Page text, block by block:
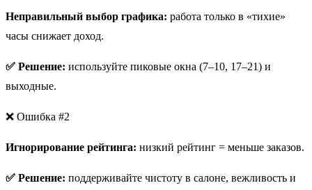
Неправильный выбор графика: работа только в «тихие»
часы снижает доход.
✅ Решение: используйте пиковые окна (7–10, 17–21) и
выходные.
❌ Ошибка #2
Игнорирование рейтинга: низкий рейтинг = меньше заказов.
✅ Решение: поддерживайте чистоту в салоне, вежливость и